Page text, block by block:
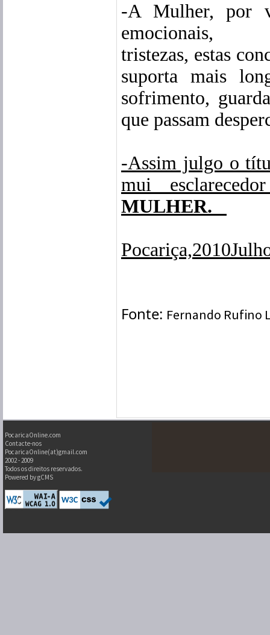
-A Mulher, por
tristezas, estas
suporta mais
sofrimento,
que passam
-Assim julgo o
mui
MULHER.
Fonte: Fernando Rufino
PocaricaOnline.com
Contacte-nos
PocaricaOnline(at)gmail.com
2002 - 2009
Todos os direitos reservados.
Powered by gCMS